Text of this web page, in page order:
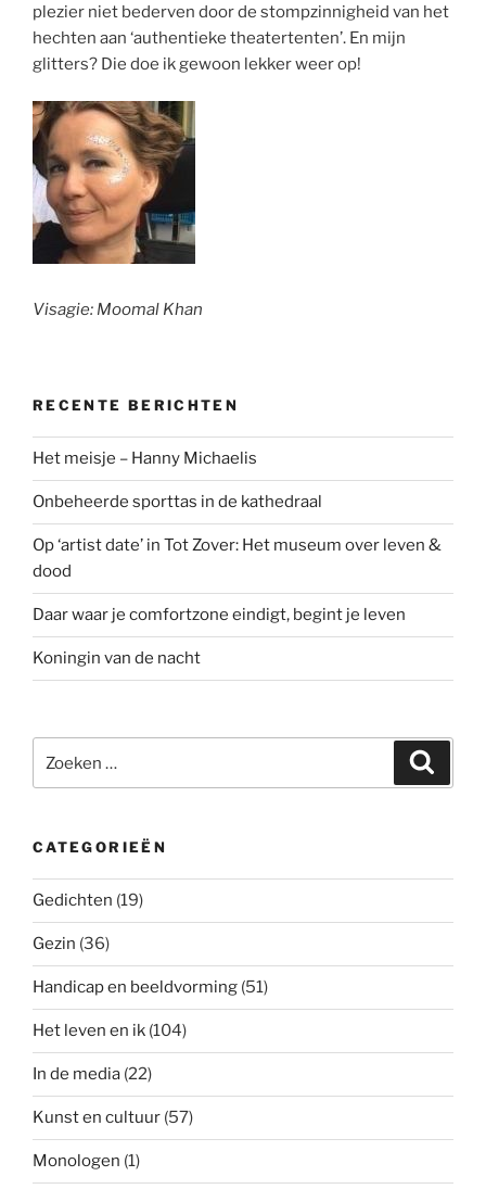
plezier niet bederven door de stompzinnigheid van het
hechten aan ‘authentieke theatertenten’. En mijn
glitters? Die doe ik gewoon lekker weer op!
Visagie: Moomal Khan
RECENTE BERICHTEN
Het meisje – Hanny Michaelis
Onbeheerde sporttas in de kathedraal
Op ‘artist date’ in Tot Zover: Het museum over leven &
dood
Daar waar je comfortzone eindigt, begint je leven
Koningin van de nacht
naar:
CATEGORIEËN
Gedichten (19)
Gezin (36)
Handicap en beeldvorming (51)
Het leven en ik (104)
In de media (22)
Kunst en cultuur (57)
Monologen (1)